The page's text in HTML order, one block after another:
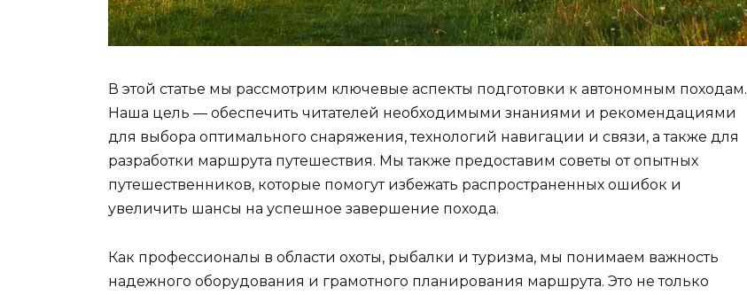
В этой статье мы рассмотрим ключевые аспекты подготовки к автономным походам.
Наша цель — обеспечить читателей необходимыми знаниями и рекомендациями
для выбора оптимального снаряжения, технологий навигации и связи, а также для
разработки маршрута путешествия. Мы также предоставим советы от опытных
путешественников, которые помогут избежать распространенных ошибок и
увеличить шансы на успешное завершение похода.
Как профессионалы в области охоты, рыбалки и туризма, мы понимаем важность
надежного оборудования и грамотного планирования маршрута. Это не только